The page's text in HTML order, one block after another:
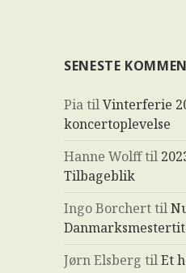
SENESTE
PiatilVinterferie
koncertoplevelse
Hanne Wolfftil
Tilbageblik
Ingo Borcherttil
Jørn Elsberg tilEt